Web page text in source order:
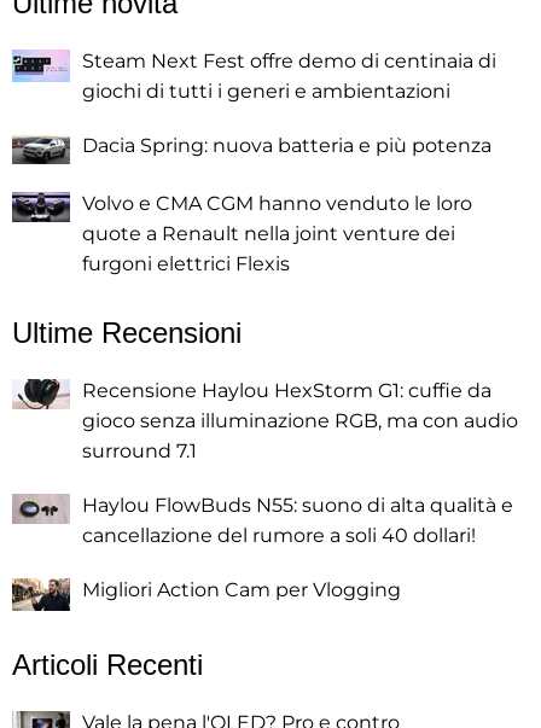
Steam Next Fest offre demo di centinaia di
giochi di tutti i generi e ambientazioni
Dacia Spring: nuova batteria e più potenza
Volvo e CMA CGM hanno venduto le loro
quote a Renault nella joint venture dei
furgoni elettrici Flexis
Ultime Recensioni
Recensione Haylou HexStorm G1: cuffie da
gioco senza illuminazione RGB, ma con audio
surround 7.1
Haylou FlowBuds N55: suono di alta qualità e
cancellazione del rumore a soli 40 dollari!
Migliori Action Cam per Vlogging
Articoli Recenti
Vale la pena l'OLED? Pro e contro